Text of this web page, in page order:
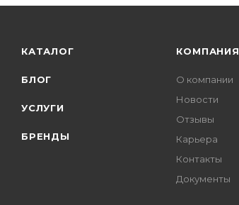
КАТАЛОГ
БЛОГ
УСЛУГИ
БРЕНДЫ
КОМПАНИЯ
О компании
Новости
Отзывы
Карьера
Контакты
Документы